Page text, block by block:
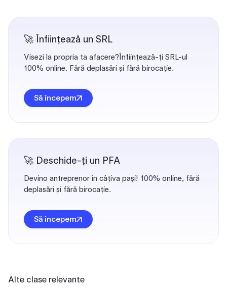
Alte clase relevante
🚀 Înființează un SRL
Visezi la propria ta afacere?Înființează-ți SRL-ul
100% online. Fără deplasări și fără birocație.
Să începem
🚀 Deschide-ți un PFA
Devino antreprenor în câțiva pași! 100% online, fără
deplasări și fără birocație.
Să începem